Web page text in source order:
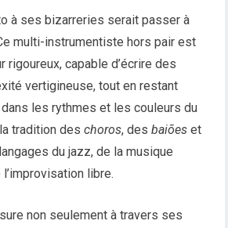
à ses bizarreries serait passer à
multi-instrumentiste hors pair est
rigoureux, capable d’écrire des
vertigineuse, tout en restant
les rythmes et les couleurs du
tradition deschoros, desbaiões et
du jazz, de la musique
libre.
non seulement à travers ses